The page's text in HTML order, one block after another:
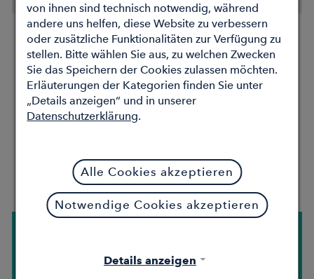
„Ich denke, die kv.digital kann uns wirklich helfen, für
von ihnen sind technisch notwendig, während
andere uns helfen, diese Website zu verbessern
oder zusätzliche Funktionalitäten zur Verfügung zu
stellen. Bitte wählen Sie aus, zu welchen Zwecken
Sie das Speichern der Cookies zulassen möchten.
Erläuterungen der Kategorien finden Sie unter
„Details anzeigen“ und in unserer
Datenschutzerklärung.
Alle Cookies akzeptieren
Notwendige Cookies akzeptieren
Details anzeigen